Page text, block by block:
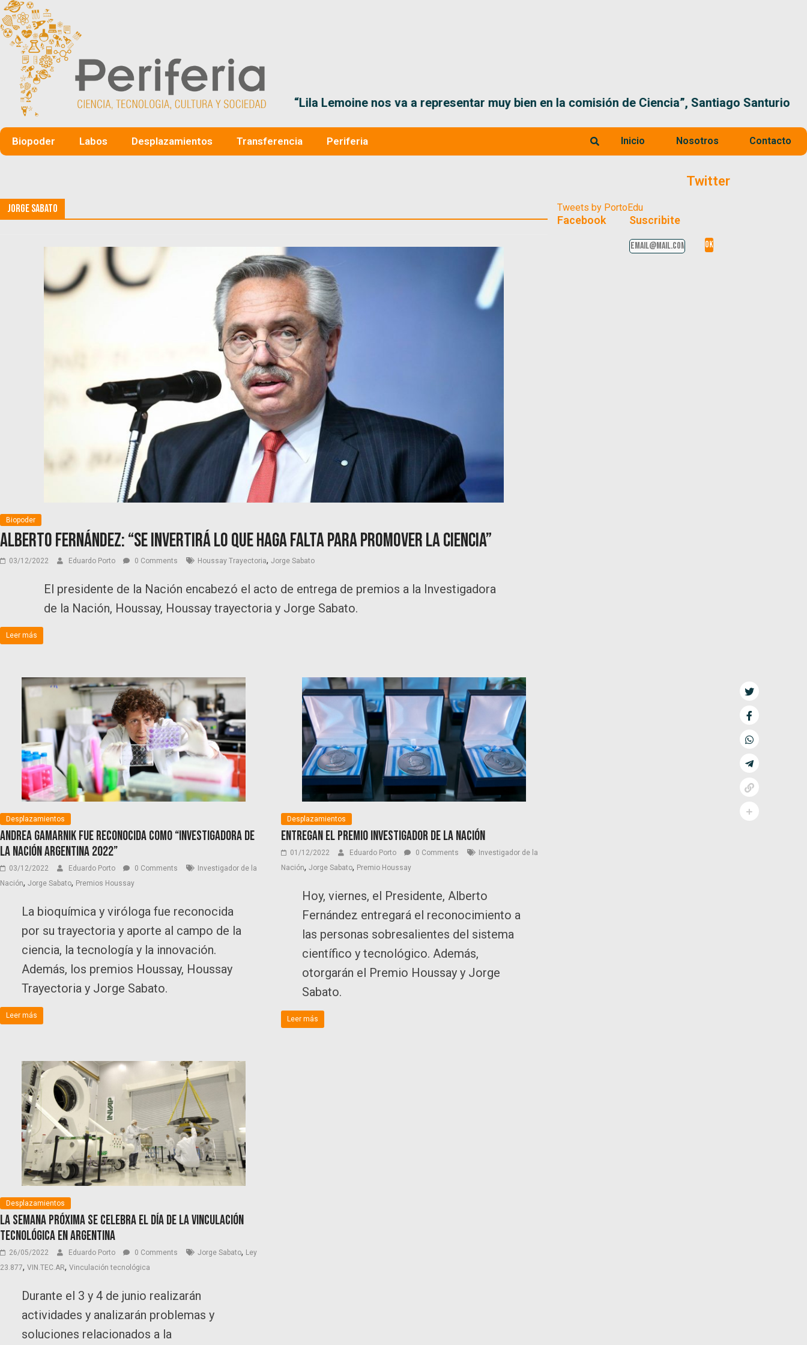
“Lila Lemoine nos va a representar muy bien en la comisión de Ciencia”, Santiago Santurio
Biopoder Labos Desplazamientos Transferencia Periferia Inicio Nosotros Contacto
Jorge Sabato
Biopoder
Alberto Fernández: “Se invertirá lo que haga falta para promover la ciencia”
03/12/2022 Eduardo Porto 0 Comments Houssay Trayectoria, Jorge Sabato
El presidente de la Nación encabezó el acto de entrega de premios a la Investigadora
de la Nación, Houssay, Houssay trayectoria y Jorge Sabato.
Leer más
Desplazamientos
Andrea Gamarnik fue reconocida como “Investigadora de
la Nación Argentina 2022”
03/12/2022 Eduardo Porto 0 Comments
Investigador de la
Nación, Jorge Sabato, Premios Houssay
La bioquímica y viróloga fue reconocida
por su trayectoria y aporte al campo de la
ciencia, la tecnología y la innovación.
Además, los premios Houssay, Houssay
Trayectoria y Jorge Sabato.
Leer más
Desplazamientos
Entregan el Premio Investigador de la Nación
01/12/2022 Eduardo Porto 0 Comments
Investigador de la
Nación, Jorge Sabato, Premio Houssay
Hoy, viernes, el Presidente, Alberto
Fernández entregará el reconocimiento a
las personas sobresalientes del sistema
científico y tecnológico. Además,
otorgarán el Premio Houssay y Jorge
Sabato.
Leer más
Desplazamientos
La semana próxima se celebra el Día de la Vinculación
Tecnológica en Argentina
26/05/2022 Eduardo Porto 0 Comments Jorge Sabato, Ley
23.877, VIN.TEC.AR, Vinculación tecnológica
Durante el 3 y 4 de junio realizarán
actividades y analizarán problemas y
soluciones relacionados a la
Twitter
Tweets by PortoEdu
Facebook Suscribite